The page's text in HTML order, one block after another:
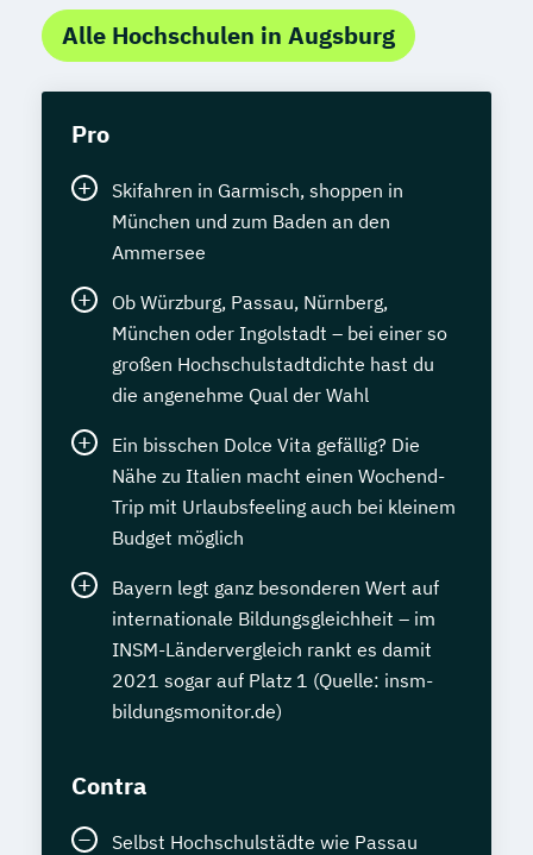
Alle Hochschulen in Augsburg
Pro
Skifahren in Garmisch, shoppen in
München und zum Baden an den
Ammersee
Ob Würzburg, Passau, Nürnberg,
München oder Ingolstadt – bei einer so
großen Hochschulstadtdichte hast du
die angenehme Qual der Wahl
Ein bisschen Dolce Vita gefällig? Die
Nähe zu Italien macht einen Wochend-
Trip mit Urlaubsfeeling auch bei kleinem
Budget möglich
Bayern legt ganz besonderen Wert auf
internationale Bildungsgleichheit – im
INSM-Ländervergleich rankt es damit
2021 sogar auf Platz 1 (Quelle: insm-
bildungsmonitor.de)
Contra
Selbst Hochschulstädte wie Passau